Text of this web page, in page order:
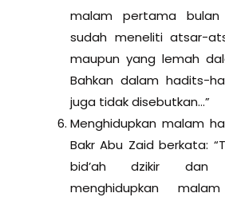
malam pertama bulan
sudah meneliti atsar-
maupun yang lemah
Bahkan dalam hadits-
juga tidak disebutkan…”
Menghidupkan malam
Bakr Abu Zaid berkata:
bid’ah dzikir dan
menghidupkan